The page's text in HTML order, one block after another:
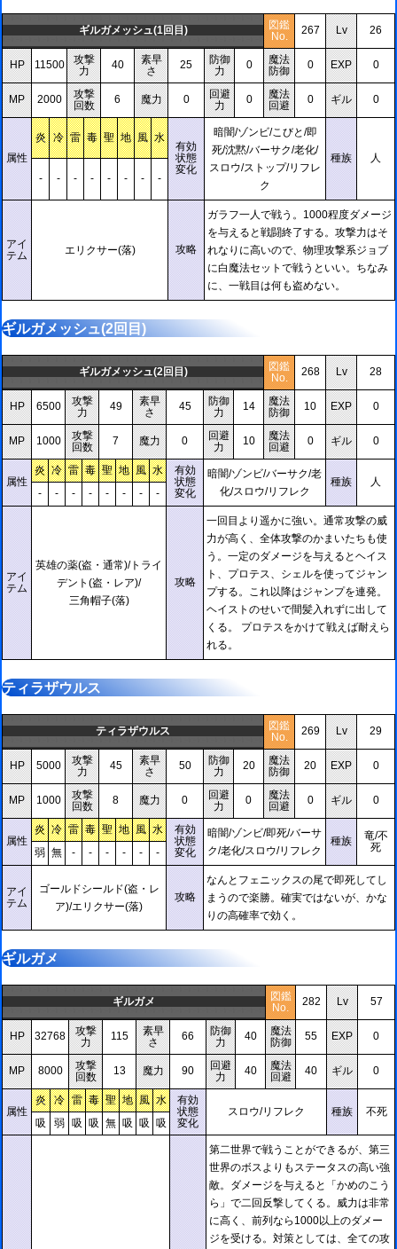
ギルガメッシュ(1回目)
図鑑
No.
267 Lv 26
HP 11500
攻撃
力
40
素早
さ
25
防御
力
0
魔法
防御
0 EXP 0
MP 2000
攻撃
回数
6 魔力 0
回避
力
0
魔法
回避
0 ギル 0
属性
炎 冷 雷 毒 聖 地 風 水
有効
状態
変化
暗闇/ゾンビ/こびと/即
死/沈黙/バーサク/老化/
スロウ/ストップ/リフレ
ク
種族
人
-
- - - - - - -
アイ
テム
エリクサー(落) 攻略
ガラフ一人で戦う。1000程度ダメージ
を与えると戦闘終了する。攻撃力はそ
れなりに高いので、物理攻撃系ジョブ
に白魔法セットで戦うといい。ちなみ
に、一戦目は何も盗めない。
ギルガメッシュ(2回目)
ギルガメッシュ(2回目)
図鑑
No.
268 Lv 28
HP 6500
攻撃
力
49
素早
さ
45
防御
力
14
魔法
防御
10 EXP 0
MP 1000
攻撃
回数
7 魔力 0
回避
力
10
魔法
回避
0 ギル 0
属性
炎 冷 雷 毒 聖 地 風 水
有効
状態
変化
暗闇/ゾンビ/バーサク/老
化/スロウ/リフレク
種族
人
-
- - - - - - -
アイ
テム
英雄の薬(盗・通常)/トライ
デント(盗・レア)/
三角帽子(落)
攻略
一回目より遥かに強い。通常攻撃の威
力が高く、全体攻撃のかまいたちも使
う。一定のダメージを与えるとヘイス
ト、プロテス、シェルを使ってジャン
プする。これ以降はジャンプを連発。
ヘイストのせいで間髪入れずに出して
くる。 プロテスをかけて戦えば耐えら
れる。
ティラザウルス
ティラザウルス
図鑑
No.
269 Lv 29
HP 5000
攻撃
力
45
素早
さ
50
防御
力
20
魔法
防御
20 EXP 0
MP 1000
攻撃
回数
8 魔力 0
回避
力
0
魔法
回避
0 ギル 0
属性
炎 冷 雷 毒 聖 地 風 水
有効
状態
変化
暗闇/ゾンビ/即死/バーサ
ク/老化/スロウ/リフレク
種族
竜/不
死
弱 無 - - - - - -
アイ
テム
ゴールドシールド(盗・レ
ア)/エリクサー(落)
攻略
なんとフェニックスの尾で即死してし
まうので楽勝。確実ではないが、かな
りの高確率で効く。
ギルガメ
ギルガメ
図鑑
No.
282 Lv 57
HP 32768
攻撃
力
115
素早
さ
66
防御
力
40
魔法
防御
55 EXP 0
MP 8000
攻撃
回数
13 魔力 90
回避
力
40
魔法
回避
40 ギル 0
属性
炎 冷 雷 毒 聖 地 風 水
有効
状態
変化
スロウ/リフレク 種族
不死
吸
弱 吸 吸 無 吸 吸 吸
第二世界で戦うことができるが、第三
世界のボスよりもステータスの高い強
敵。ダメージを与えると「かめのこう
ら」で二回反撃してくる。威力は非常
に高く、前列なら1000以上のダメー
ジを受ける。対策としては、全ての攻